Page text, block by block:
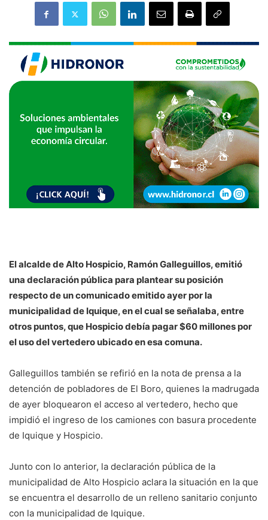
El alcalde de Alto Hospicio, Ramón Galleguillos, emitió
una declaración pública para plantear su posición
respecto de un comunicado emitido ayer por la
municipalidad de Iquique, en el cual se señalaba, entre
otros puntos, que Hospicio debía pagar $60 millones por
el uso del vertedero ubicado en esa comuna.
Galleguillos también se refirió en la nota de prensa a la
detención de pobladores de El Boro, quienes la madrugada
de ayer bloquearon el acceso al vertedero, hecho que
impidió el ingreso de los camiones con basura procedente
de Iquique y Hospicio.
Junto con lo anterior, la declaración pública de la
municipalidad de Alto Hospicio aclara la situación en la que
se encuentra el desarrollo de un relleno sanitario conjunto
con la municipalidad de Iquique.